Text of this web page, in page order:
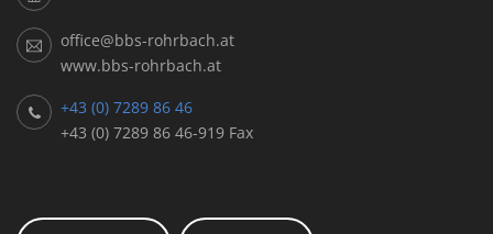
office@bbs-rohrbach.at
www.bbs-rohrbach.at
+43 (0) 7289 86 46
+43 (0) 7289 86 46-919 Fax